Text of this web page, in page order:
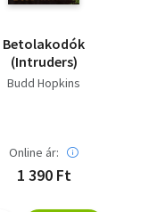
Betolakodók
(Intruders)
Budd Hopkins
Online ár:
1 390 Ft